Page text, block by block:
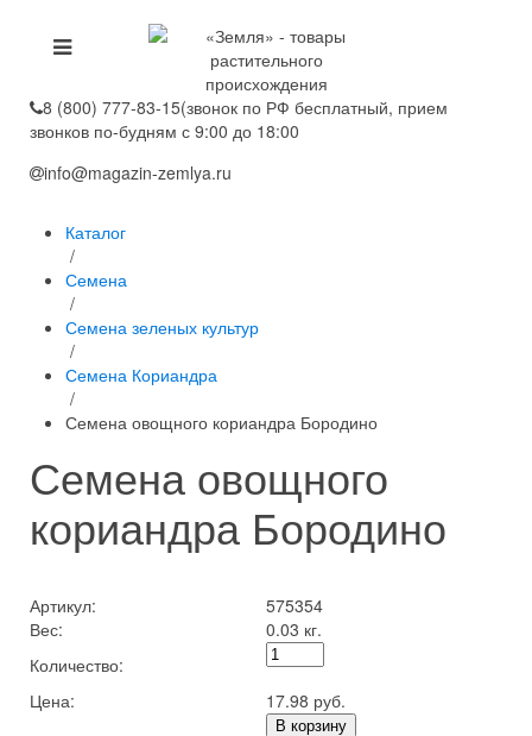
8 (800) 777-83-15(звонок по РФ бесплатный, прием
звонков по-будням с 9:00 до 18:00
info@magazin-zemlya.ru
Каталог
/
Семена
/
Семена зеленых культур
/
Семена Кориандра
/
Семена овощного кориандра Бородино
Семена овощного
кориандра Бородино
Артикул:
575354
Вес:
0.03 кг.
Количество:
Цена:
17.98 руб.
В корзину